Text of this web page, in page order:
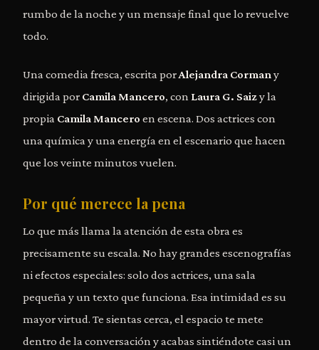
rumbo de la noche y un mensaje final que lo revuelve
todo.
Una comedia fresca, escrita porAlejandra Corman y
dirigida por Camila Mancero, con Laura G. Saizy la
propia Camila Mancero en escena. Dos actrices con
una química y una energía en el escenario que hacen
que los veinte minutos vuelen.
Por qué merece la pena
Lo que más llama la atención de esta obra es
precisamente su escala. No hay grandes escenografías
ni efectos especiales: solo dos actrices, una sala
pequeña y un texto que funciona. Esa intimidad es su
mayor virtud. Te sientas cerca, el espacio te mete
dentro de la conversación y acabas sintiéndote casi un